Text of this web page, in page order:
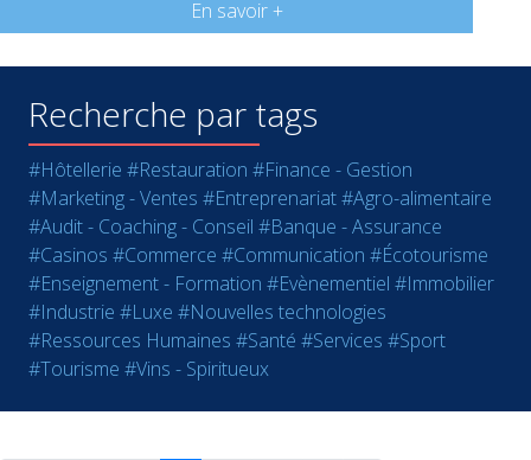
En savoir +
Recherche par tags
#Hôtellerie #Restauration #Finance - Gestion
#Marketing - Ventes #Entreprenariat#Agro-alimentaire
#Audit - Coaching - Conseil #Banque - Assurance
#Casinos #Commerce #Communication #Écotourisme
#Enseignement - Formation #Evènementiel #Immobilier
#Industrie #Luxe #Nouvelles technologies
#Ressources Humaines #Santé #Services #Sport
#Tourisme #Vins - Spiritueux